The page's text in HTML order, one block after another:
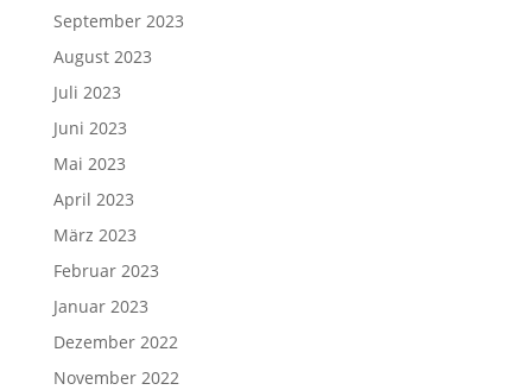
September 2023
August 2023
Juli 2023
Juni 2023
Mai 2023
April 2023
März 2023
Februar 2023
Januar 2023
Dezember 2022
November 2022